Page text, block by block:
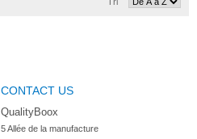
CONTACT US
QualityBoox
5 Allée de la manufacture